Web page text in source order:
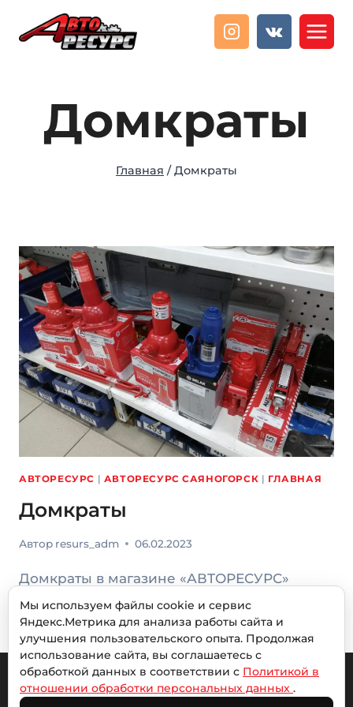
Перейти
Домкраты
Главная / Домкраты
АВТОРЕСУРС | АВТОРЕСУРС САЯНОГОРСК | ГЛАВНАЯ
Домкраты
Автор resurs_adm 06.02.2023
Домкраты в магазине «АВТОРЕСУРС»
ЧИТАТЬ ДАЛЕЕ ДОМКРАТЫ
© 2026 Авторесурс |Политика обработки
Мы используем файлы cookie и сервис
Яндекс.Метрика для анализа работы сайта и
улучшения пользовательского опыта. Продолжая
использование сайта, вы соглашаетесь с
обработкой данных в соответствии с Политикой в
отношении обработки персональных данных .